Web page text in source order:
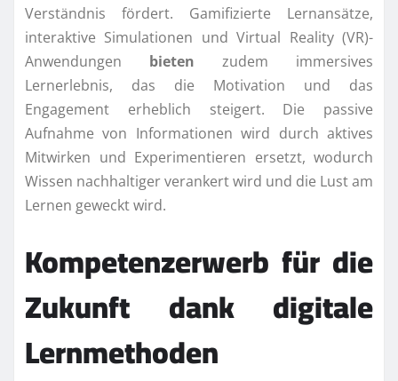
Verständnis fördert. Gamifizierte Lernansätze,
interaktive Simulationen und Virtual Reality (VR)-
Anwendungen bieten zudem immersives
Lernerlebnis, das die Motivation und das
Engagement erheblich steigert. Die passive
Aufnahme von Informationen wird durch aktives
Mitwirken und Experimentieren ersetzt, wodurch
Wissen nachhaltiger verankert wird und die Lust am
Lernen geweckt wird.
Kompetenzerwerb für die
Zukunft dank digitale
Lernmethoden